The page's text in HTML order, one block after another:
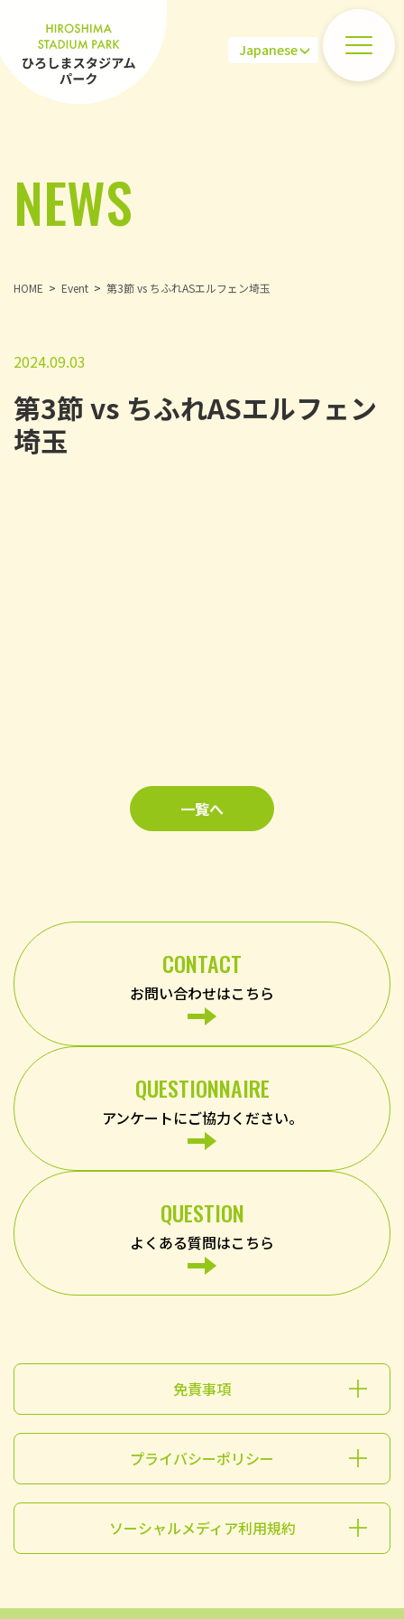
NEWS
HOME Event 第3節 vs ちふれASエルフェン埼玉
2024.09.03
第3節 vs ちふれASエルフェン
埼玉
一覧へ
CONTACT
お問い合わせはこちら
QUESTIONNAIRE
アンケートにご協力ください。
QUESTION
よくある質問はこちら
免責事項
プライバシーポリシー
ソーシャルメディア利用規約